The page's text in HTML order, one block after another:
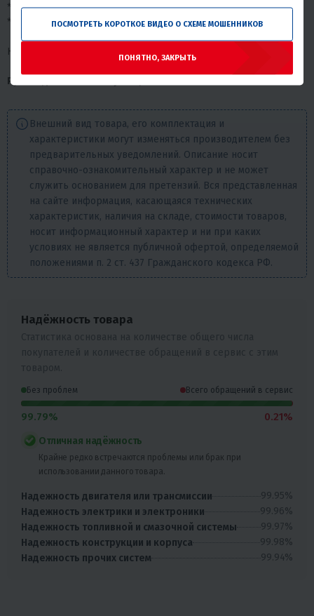
* Освещение
* Реверс-Редуктор (опционально)
Комплектуются двигателями от 9 до 24 л.с
Руководство по эксплуатации
Внешний вид товара, его комплектация и
характеристики могут изменяться производителем без
предварительных уведомлений. Описание носит
справочно-ознакомительный характер и не может
служить основанием для претензий. Вся представленная
на сайте информация, касающаяся технических
характеристик, наличия на складе, стоимости товаров,
носит информационный характер и ни при каких
условиях не является публичной офертой, определяемой
положениями п. 2 ст. 437 Гражданского кодекса РФ.
Надёжность товара
Без проблем Всего обращений в сервис
99.79% 0.21%
Отличная надёжность
Крайне редко встречаются проблемы или брак при
использовании данного товара.
Надежность двигателя или трансмиссии
99.95%
Надежность электрики и электроники
99.96%
Надежность топливной и смазочной системы
99.97%
Надежность конструкции и корпуса
99.98%
Надежность прочих систем
99.94%
ПОСМОТРЕТЬ КОРОТКОЕ ВИДЕО О СХЕМЕ МОШЕННИКОВ
ПОНЯТНО, ЗАКРЫТЬ